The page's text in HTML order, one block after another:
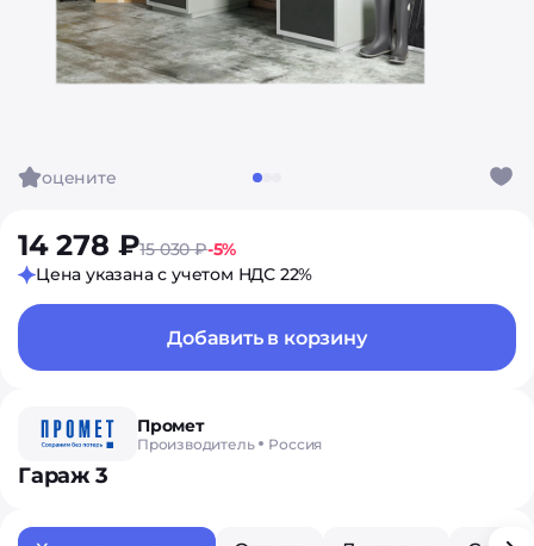
оцените
14 278 ₽15 030 ₽-5%
Цена указана с учетом НДС 22%
Добавить в корзину
Промет
Производитель Россия
Гараж 3